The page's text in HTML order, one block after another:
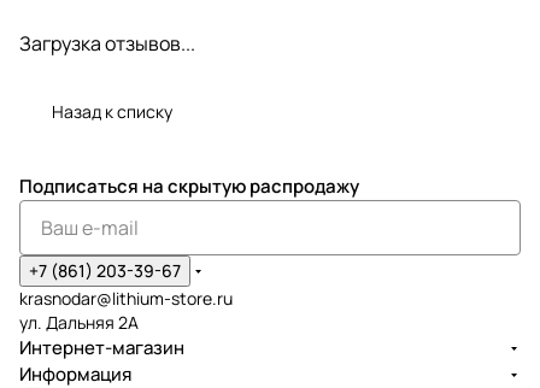
Загрузка отзывов...
Назад к списку
Подписаться на скрытую распродажу
+7 (861) 203-39-67
krasnodar@lithium-store.ru
ул. Дальняя 2А
Интернет-магазин
Информация